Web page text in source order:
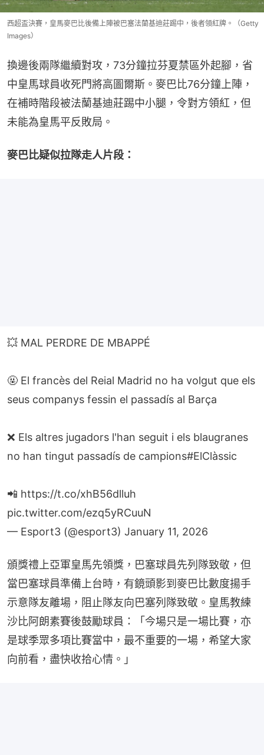
西超盃決賽，皇馬麥巴比後備上陣被巴塞法蘭基迪莊踢中，後者領紅牌。（Getty
Images）
換邊後兩隊繼續對攻，73分鐘拉芬夏禁區外起腳，省
中皇馬球員收死門將高圖爾斯。麥巴比76分鐘上陣，
在補時階段被法蘭基迪莊踢中小腿，令對方領紅，但
未能為皇馬平反敗局。
麥巴比疑似拉隊走人片段：
💥 MAL PERDRE DE MBAPPÉ
🤬 El francès del Reial Madrid no ha volgut que els
seus companys fessin el passadís al Barça
❌ Els altres jugadors l'han seguit i els blaugranes
no han tingut passadís de campions#ElClàssic
📲 https://t.co/xhB56dlluh
pic.twitter.com/ezq5yRCuuN
— Esport3 (@esport3) January 11, 2026
頒獎禮上亞軍皇馬先領獎，巴塞球員先列隊致敬，但
當巴塞球員準備上台時，有鏡頭影到麥巴比數度揚手
示意隊友離場，阻止隊友向巴塞列隊致敬。皇馬教練
沙比阿朗素賽後鼓勵球員：「今場只是一場比賽，亦
是球季眾多項比賽當中，最不重要的一場，希望大家
向前看，盡快收拾心情。」